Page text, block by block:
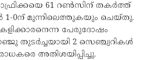
61 റണ്‍സിന് തകര്‍ത്ത്
1-0ന് മുന്നിലെത്തുകയും ചെയ്തു.
കളിക്കാരനെന്ന പേരുദോഷം
തുടര്‍ച്ചയായി 2 സെഞ്ച്വറികള്‍
അതിശയിപ്പിച്ചു.